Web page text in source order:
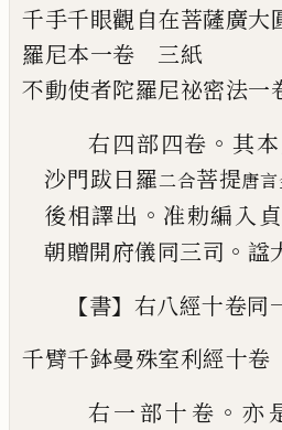
千手千眼觀自在菩薩廣大
羅尼本一卷 三紙
不動使者陀羅尼祕密法一
右四部四卷 。其
沙門跋日羅二合菩提唐
後相譯出 。 准勅編入
朝贈開府儀同三司 。 諡
【書】 右八經十卷同
千臂千鉢曼殊室利經十卷
右一部十卷 。亦